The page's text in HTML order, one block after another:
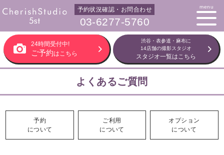
予約状況確認・お問合わせ
03-6277-5760
menu
24時間受付中!
ご予約はこちら
渋谷・表参道・麻布に
14店舗の撮影スタジオ
スタジオ一覧はこちら
よくあるご質問
予約
について
ご利用
について
オプション
について